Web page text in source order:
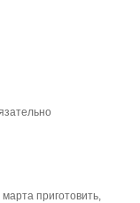
приготовить,